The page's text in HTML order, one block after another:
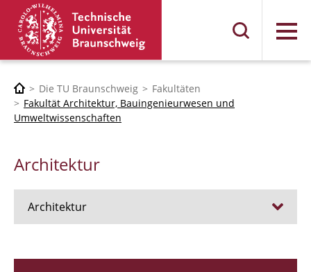
Menü
Die TU Braunschweig
Fakultäten
Fakultät Architektur, Bauingenieurwesen und
Umweltwissenschaften
Architektur
Architektur